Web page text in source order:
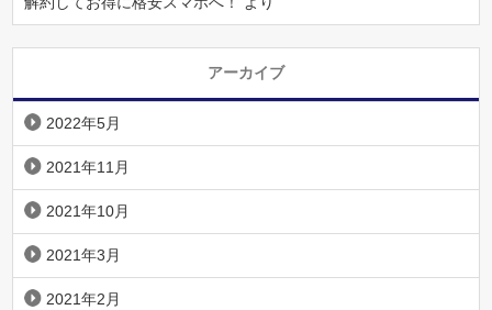
アーカイブ
2022年5月
2021年11月
2021年10月
2021年3月
2021年2月